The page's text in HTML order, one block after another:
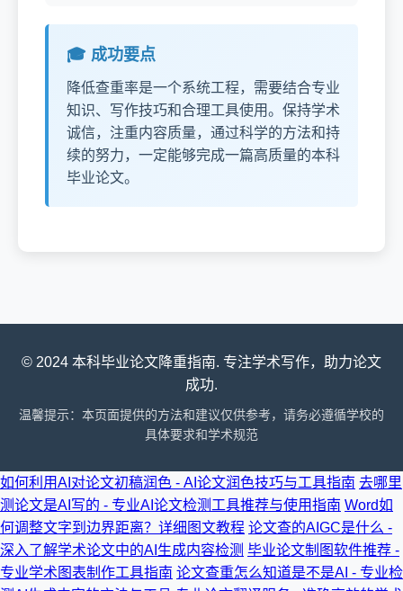
🎓 成功要点
降低查重率是一个系统工程，需要结合专业
知识、写作技巧和合理工具使用。保持学术
诚信，注重内容质量，通过科学的方法和持
续的努力，一定能够完成一篇高质量的本科
毕业论文。
© 2024 本科毕业论文降重指南. 专注学术写作，助力论文
成功.
温馨提示：本页面提供的方法和建议仅供参考，请务必遵循学校的
具体要求和学术规范
如何利用AI对论文初稿润色 - AI论文润色技巧与工具指南 去哪里
测论文是AI写的 - 专业AI论文检测工具推荐与使用指南 Word如
何调整文字到边界距离？详细图文教程 论文查的AIGC是什么 -
深入了解学术论文中的AI生成内容检测 毕业论文制图软件推荐 -
专业学术图表制作工具指南 论文查重怎么知道是不是AI - 专业检